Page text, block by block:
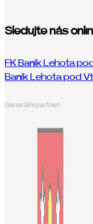
Sledujte nás
FK Baník Lehota
Baník Lehota pod
Generálni partneri